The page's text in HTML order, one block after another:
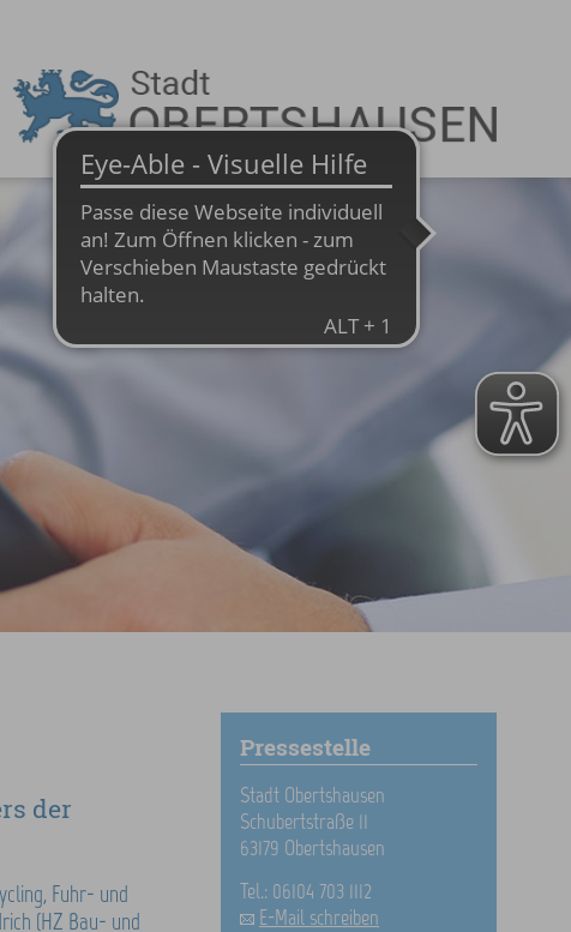
der
Pressestelle
Stadt Obertshausen
Schubertstraße 11
63179 Obertshausen
Tel.: 06104 703 1112
E-Mail schreiben